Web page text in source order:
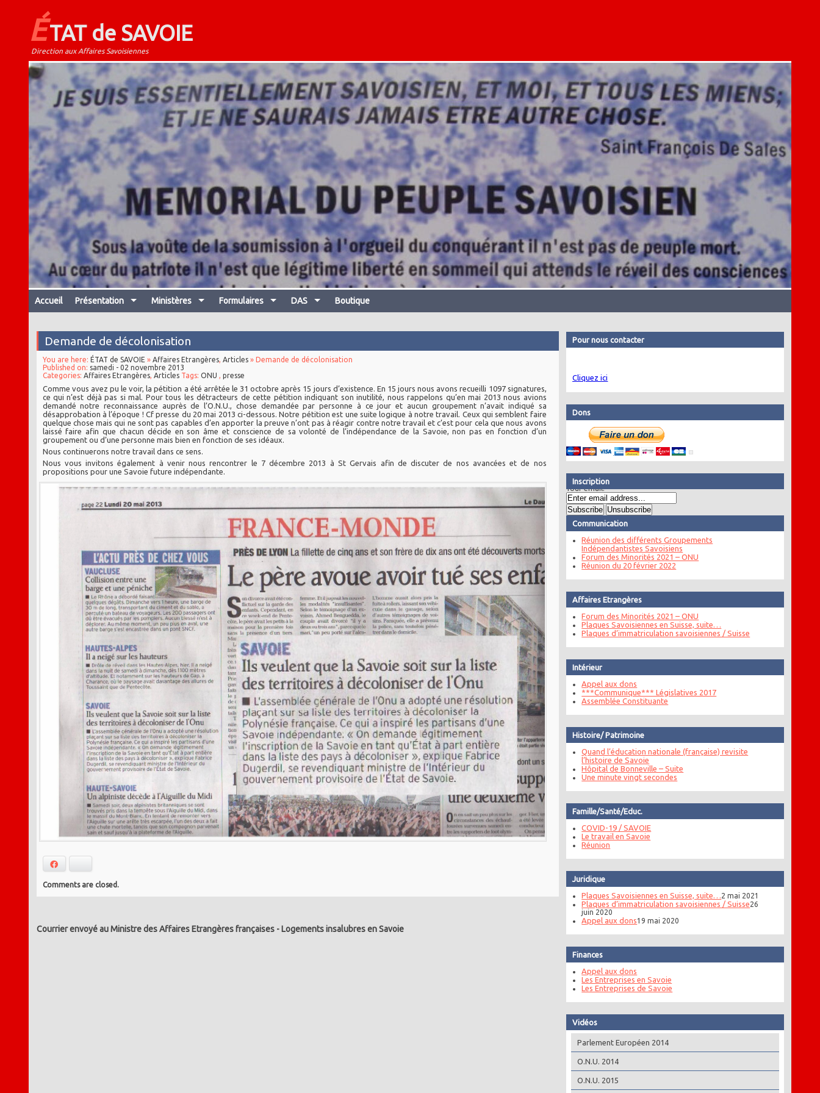
ÉTAT de SAVOIE
Direction aux Affaires Savoisiennes
Accueil Présentation Ministères Formulaires DAS Boutique
Demande de décolonisation
You are here: ÉTAT de SAVOIE » Affaires Etrangères, Articles» Demande de décolonisation
Published on: samedi - 02 novembre 2013
Categories: Affaires Etrangères, ArticlesTags: ONU presse
Comme vous avez pu le voir, la pétition a été arrêtée le 31 octobre après 15 jours d’existence. En 15 jours nous avons recueilli 1097 signatures,
ce qui n’est déjà pas si mal. Pour tous les détracteurs de cette pétition indiquant son inutilité, nous rappelons qu’en mai 2013 nous avions
demandé notre reconnaissance auprès de l’O.N.U., chose demandée par personne à ce jour et aucun groupement n’avait indiqué sa
désapprobation à l’époque ! Cf presse du 20 mai 2013 ci-dessous.Notre pétition est une suite logique à notre travail. Ceux qui semblent faire
quelque chose mais qui ne sont pas capables d’en apporter la preuve n’ont pas à réagir contre notre travail et c’est pour cela que nous avons
laissé faire afin que chacun décide en son âme et conscience de sa volonté de l’indépendance de la Savoie, non pas en fonction d’un
groupement ou d’une personne mais bien en fonction de ses idéaux.
Nous continuerons notre travail dans ce sens.
Nous vous invitons également à venir nous rencontrer le 7 décembre 2013 à St Gervais afin de discuter de nos avancées et de nos
propositions pour une Savoie future indépendante.
Comments are closed.
Courrier envoyé au Ministre des Affaires Etrangères françaises-Logements insalubres en Savoie
Pour nous contacter
Cliquez ici
Dons
Inscription
Your email:
Communication
Réunion des différents Groupements
Indépendantistes Savoisiens
Forum des Minorités 2021 – ONU
Réunion du 20 février 2022
Affaires Etrangères
Forum des Minorités 2021 – ONU
Plaques Savoisiennes en Suisse, suite…
Plaques d’immatriculation savoisiennes / Suisse
Intérieur
Appel aux dons
***Communique*** Législatives 2017
Assemblée Constituante
Histoire/ Patrimoine
Quand l’éducation nationale (française) revisite
l’histoire de Savoie
Hôpital de Bonneville – Suite
Une minute vingt secondes
Famille/Santé/Educ.
COVID-19 / SAVOIE
Le travail en Savoie
Réunion
Juridique
Plaques Savoisiennes en Suisse, suite… 2 mai 2021
Plaques d’immatriculation savoisiennes / Suisse26
juin 2020
Appel aux dons19 mai 2020
Finances
Appel aux dons
Les Entreprises en Savoie
Les Entreprises de Savoie
Vidéos
Parlement Européen 2014
O.N.U. 2014
O.N.U. 2015